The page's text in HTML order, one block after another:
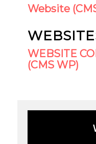
Website
WEBSITE
(CMS WP)